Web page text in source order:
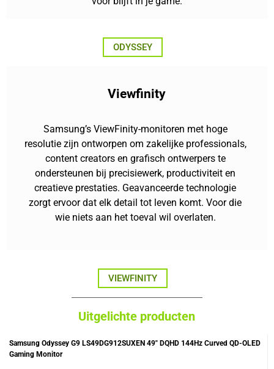
ODYSSEY
Viewfinity
Samsung’s ViewFinity-monitoren met hoge
resolutie zijn ontworpen om zakelijke professionals,
content creators en grafisch ontwerpers te
ondersteunen bij precisiewerk, productiviteit en
creatieve prestaties. Geavanceerde technologie
zorgt ervoor dat elk detail tot leven komt. Voor die
wie niets aan het toeval wil overlaten.
VIEWFINITY
Uitgelichte producten
Samsung Odyssey G9 LS49DG912SUXEN 49" DQHD 144Hz Curved QD-OLED
Gaming Monitor